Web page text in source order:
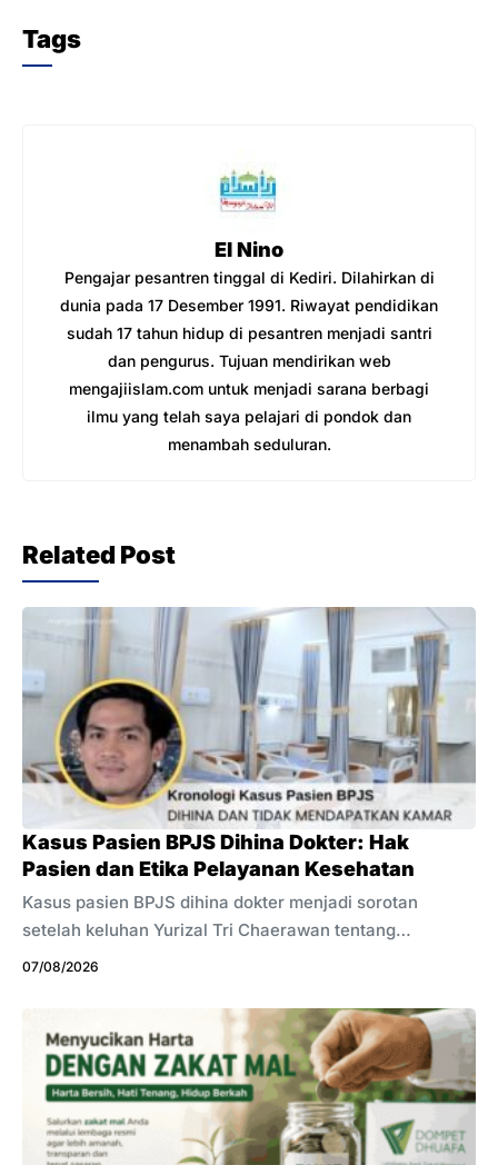
c
e
Tags
El Nino
Pengajar pesantren tinggal di Kediri. Dilahirkan di
dunia pada 17 Desember 1991. Riwayat pendidikan
sudah 17 tahun hidup di pesantren menjadi santri
dan pengurus. Tujuan mendirikan web
mengajiislam.com untuk menjadi sarana berbagi
ilmu yang telah saya pelajari di pondok dan
menambah seduluran.
Related Post
Kasus Pasien BPJS Dihina Dokter: Hak
Pasien dan Etika Pelayanan Kesehatan
Kasus pasien BPJS dihina dokter menjadi sorotan
setelah keluhan Yurizal Tri Chaerawan tentang
pelayanan kesehatan ramai di media sosial. Ia mengaku
kamar perawatan. Unggahan tersebut kemudian
mendapat komentar bernada merendahkan dari
sejumlah tenaga kesehatan. Kecaman masyarakat pun
muncul karena komentar tersebut dinilai tidak
mencerminkan empati dan etika profesi. Kementerian
Kesehatan turut menyoroti kasus ini. Pemerintah
07/08/2026